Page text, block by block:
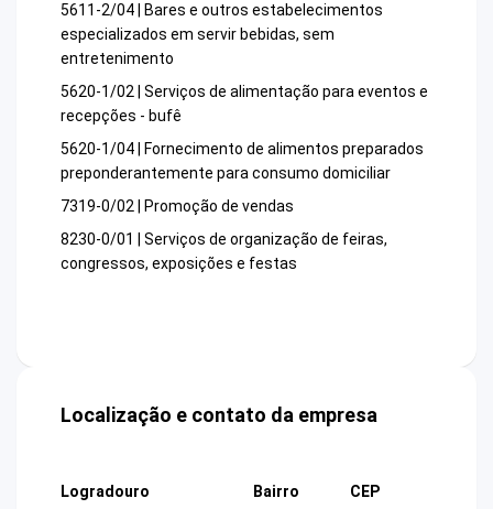
5611-2/04 | Bares e outros estabelecimentos
especializados em servir bebidas, sem
entretenimento
5620-1/02 | Serviços de alimentação para eventos e
recepções - bufê
5620-1/04 | Fornecimento de alimentos preparados
preponderantemente para consumo domiciliar
7319-0/02 | Promoção de vendas
8230-0/01 | Serviços de organização de feiras,
congressos, exposições e festas
Localização e contato da empresa
Logradouro
Bairro
CEP